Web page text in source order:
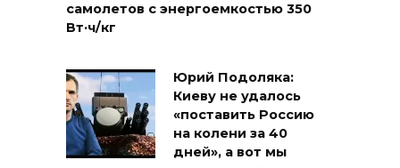
самолетов с энергоемкостью 350
Вт·ч/кг
Юрий Подоляка:
Киеву не удалось
«поставить Россию
на колени за 40
дней», а вот мы